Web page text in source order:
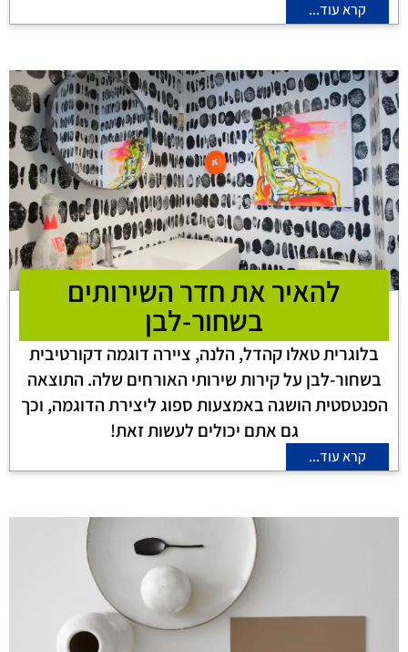
קרא עוד...
להאיר את חדר השירותים
בשחור-לבן
בלוגרית טאלו קהדל, הלנה, ציירה דוגמה דקורטיבית
בשחור-לבן על קירות שירותי האורחים שלה. התוצאה
הפנטסטית הושגה באמצעות ספוג ליצירת הדוגמה, וכך
גם אתם יכולים לעשות זאת!
קרא עוד...